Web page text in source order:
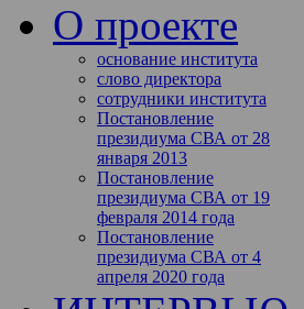
О проекте
основание института
слово директора
сотрудники института
Постановление
президиума СВА от 28
января 2013
Постановление
президиума СВА от 19
февраля 2014 года
Постановление
президиума СВА от 4
апреля 2020 года